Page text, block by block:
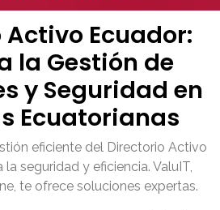
Ecuador:
la Gestión de
y Seguridad en
Ecuatorianas
eficiente del Directorio Activo
seguridad y eficiencia. ValuIT,
te ofrece soluciones expertas.